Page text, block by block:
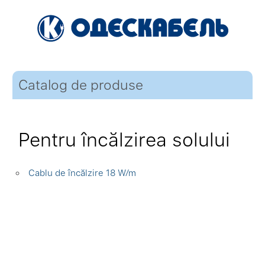
Catalog de produse
Pentru încălzirea solului
Cablu de încălzire 18 W⁄m